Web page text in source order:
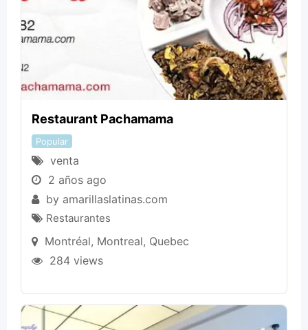
Restaurant Pachamama
Popular
venta
2 años ago
by amarillaslatinas.com
Restaurantes
Montréal, Montreal, Quebec
284 views